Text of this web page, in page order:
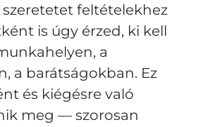
feltételekhez
is úgy érzed, ki kell
a
a barátságokban. Ez
és kiégésre való
meg — szorosan